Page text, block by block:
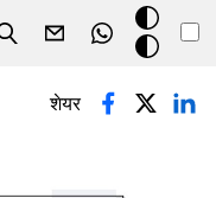
Search
डार्क
मोड
शेयर